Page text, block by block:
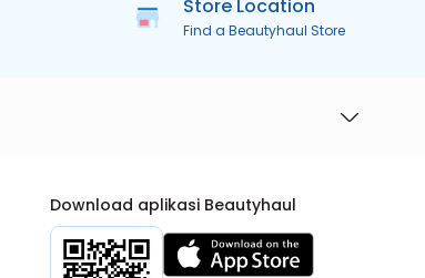
Store Location
Find a Beautyhaul Store
Download aplikasi Beautyhaul